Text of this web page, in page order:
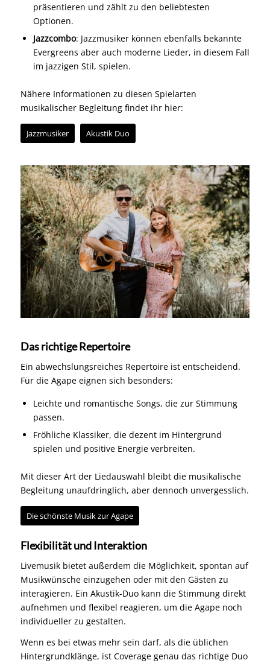
präsentieren und zählt zu den beliebtesten
Optionen.
Jazzcombo: Jazzmusiker können ebenfalls bekannte
Evergreens aber auch moderne Lieder, in diesem Fall
im jazzigen Stil, spielen.
Nähere Informationen zu diesen Spielarten
musikalischer Begleitung findet ihr hier:
Jazzmusiker Akustik Duo
Das richtige Repertoire
Ein abwechslungsreiches Repertoire ist entscheidend.
Für die Agape eignen sich besonders:
Leichte und romantische Songs, die zur Stimmung
passen.
Fröhliche Klassiker, die dezent im Hintergrund
spielen und positive Energie verbreiten.
Mit dieser Art der Liedauswahl bleibt die musikalische
Begleitung unaufdringlich, aber dennoch unvergesslich.
Die schönste Musik zur Agape
Flexibilität und Interaktion
Livemusik bietet außerdem die Möglichkeit, spontan auf
Musikwünsche einzugehen oder mit den Gästen zu
interagieren. Ein Akustik-Duo kann die Stimmung direkt
aufnehmen und flexibel reagieren, um die Agape noch
individueller zu gestalten.
Wenn es bei etwas mehr sein darf, als die üblichen
Hintergrundklänge, ist Coverage genau das richtige Duo